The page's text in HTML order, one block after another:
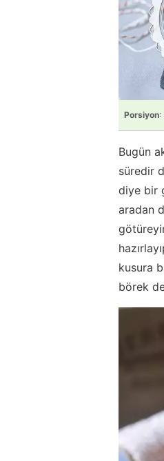
Porsiyon:
Bugün
süredir
diye bir
aradan
kusura
börek